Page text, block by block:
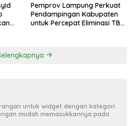
Pemprov Lampung Perkuat
Pendampingan Kabupaten
untuk Percepat Eliminasi TBC
untuk widget dengan kategori
mudah memasukkannya pada